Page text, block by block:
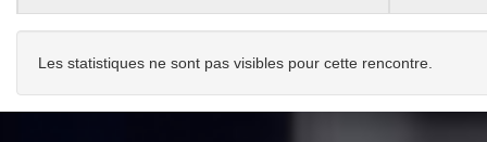
Les statistiques ne sont pas visibles pour cette rencontre.